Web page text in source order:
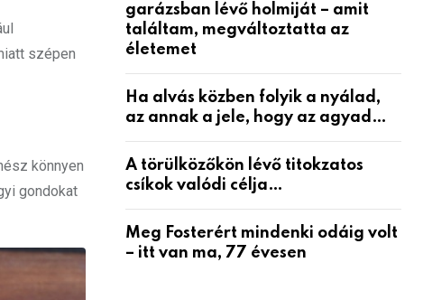
szépen
könnyen
gondokat
garázsban lévő holmiját – amit
találtam, megváltoztatta az
életemet
Ha alvás közben folyik a nyálad,
az annak a jele, hogy az agyad…
A törülközőkön lévő titokzatos
csíkok valódi célja…
Meg Fosterért mindenki odáig volt
– itt van ma, 77 évesen